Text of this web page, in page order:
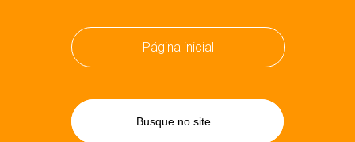
Página inicial